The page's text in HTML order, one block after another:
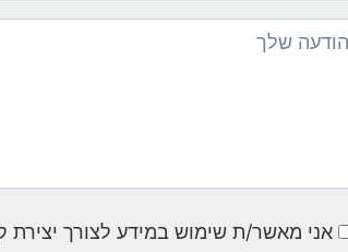
אני מאשר/ת שימוש במידע לצורך יצירת